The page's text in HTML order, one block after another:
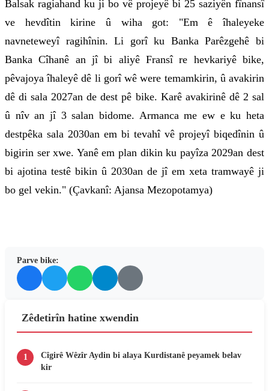
Balsak ragiahand ku ji bo vê projeyê bi 25 saziyên fînansî
ve hevdîtin kirine û wiha got: "Em ê îhaleyeke
navneteweyî ragihînin. Li gorî ku Banka Parêzgehê bi
Banka Cîhanê an jî bi aliyê Fransî re hevkariyê bike,
pêvajoya îhaleyê dê li gorî wê were temamkirin, û avakirin
dê di sala 2027an de dest pê bike. Karê avakirinê dê 2 sal
û nîv an jî 3 salan bidome. Armanca me ew e ku heta
destpêka sala 2030an em bi tevahî vê projeyî biqedînin û
bigirin ser xwe. Yanê em plan dikin ku payîza 2029an dest
bi ajotina testê bikin û 2030an de jî em xeta tramwayê ji
bo gel vekin." (Çavkanî: Ajansa Mezopotamya)
Parve bike:
Zêdetirîn hatine xwendin
1
Cîgirê Wêzîr Aydin bi alaya Kurdistanê peyamek belav
kir